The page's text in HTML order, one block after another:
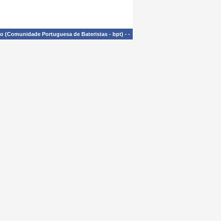
(Comunidade Portuguesa de Bateristas - bpt) - -